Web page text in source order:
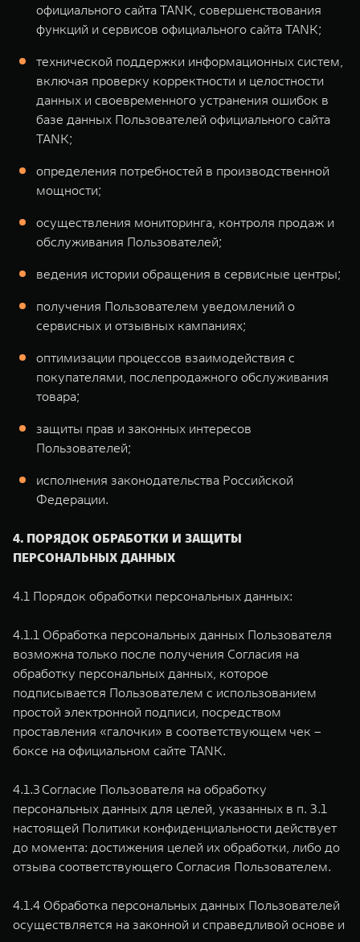
официального сайта TANK, совершенствования
функций и сервисов официального сайта TANK;
технической поддержки информационных систем,
включая проверку корректности и целостности
данных и своевременного устранения ошибок в
базе данных Пользователей официального сайта
TANK;
определения потребностей в производственной
мощности;
осуществления мониторинга, контроля продаж и
обслуживания Пользователей;
ведения истории обращения в сервисные центры;
получения Пользователем уведомлений о
сервисных и отзывных кампаниях;
оптимизации процессов взаимодействия с
покупателями, послепродажного обслуживания
товара;
защиты прав и законных интересов
Пользователей;
исполнения законодательства Российской
Федерации.
4. ПОРЯДОК ОБРАБОТКИ И ЗАЩИТЫ
ПЕРСОНАЛЬНЫХ ДАННЫХ
4.1 Порядок обработки персональных данных:
4.1.1 Обработка персональных данных Пользователя
возможна только после получения Согласия на
обработку персональных данных, которое
подписывается Пользователем с использованием
простой электронной подписи, посредством
проставления «галочки» в соответствующем чек –
боксе на официальном сайте TANK.
4.1.3 Согласие Пользователя на обработку
персональных данных для целей, указанных в п. 3.1
настоящей Политики конфиденциальности действует
до момента: достижения целей их обработки, либо до
отзыва соответствующего Согласия Пользователем.
4.1.4 Обработка персональных данных Пользователей
осуществляется на законной и справедливой основе и